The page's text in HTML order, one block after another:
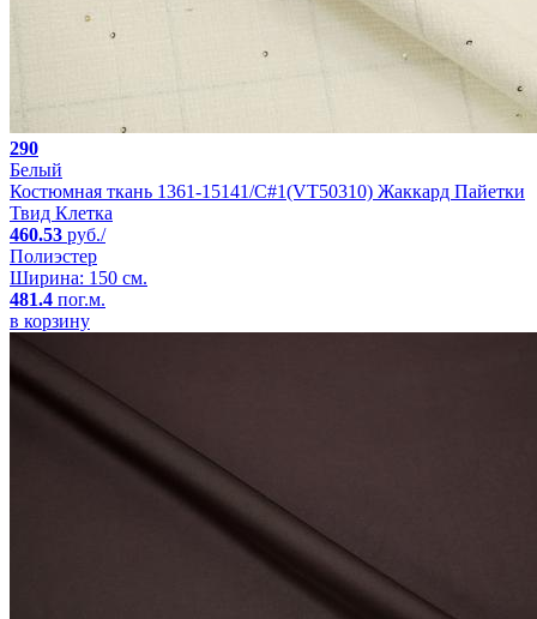
290
Белый
Костюмная ткань 1361-15141/C#1(VT50310) Жаккард Пайетки
Твид Клетка
460.53 руб./
Полиэстер
Ширина: 150 см.
481.4 пог.м.
в корзину